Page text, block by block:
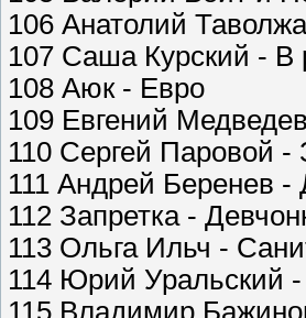
106 Анатолий
107 Саша Курский - В
108 Аюк - Евро
109 Евгений
110 Сергей Паровой -
111 Андрей Беренев -
112 Запретка -
113 Ольга Ильч -
114 Юрий Уральский -
115 Владимир